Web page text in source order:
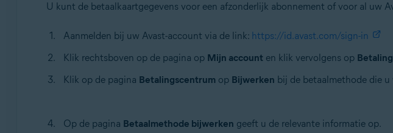
U kunt de betaalkaartgegevens voor een afzonderlijk abonnement of voor al uw
Aanmelden bij uw Avast-account via de link: https://id.avast.com/sign-in
Klik rechtsboven op de pagina op Mijn account en klik vervolgens op
Klik op de pagina Betalingscentrum op Bijwerken bij de betaalmethode die
Op de pagina Betaalmethode bijwerken geeft u de relevante informatie op.